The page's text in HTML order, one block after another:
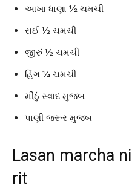
આખા ધાણા ½ ચમચી
રાઈ ½ ચમચી
જીરું ½ ચમચી
હિંગ ¼ ચમચી
મીઠું સ્વાદ મુજબ
પાણી જરૂર મુજબ
Lasan marcha
rit